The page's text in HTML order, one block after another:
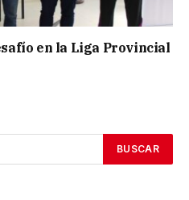
en la Liga Provincial